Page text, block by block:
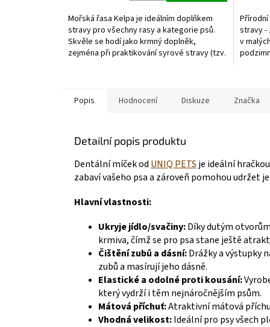
z
5
hvězdiček.
Mořská řasa Kelpa je ideálním doplňkem
stravy pro všechny rasy a kategorie psů.
Skvěle se hodí jako krmný doplněk,
zejména při praktikování syrové stravy (tzv.
z
5
stravy -
v
Popis Hodnocení Diskuze Značka
Detailní popis produktu
Dentální míček od UNIQ PETS je ideální
zabaví vašeho psa a zároveň pomohou udržet
Hlavní vlastnosti:
Ukryje jídlo/svačiny:Díky dutým
krmiva, čímž se pro psa stane ještě
Čištění zubů a dásní:Drážky a výstupky
zubů a masírují jeho dásně.
Elastické a odolné proti kousání:
který vydrží i těm nejnáročnějším psům.
Mátová příchuť:Atraktivní mátová
Vhodná velikost:Ideální pro psy všech